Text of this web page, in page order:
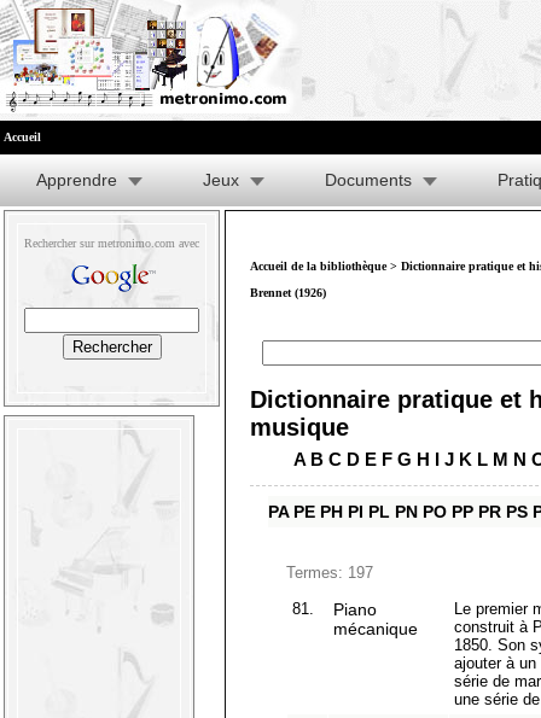
Accueil
Apprendre Jeux Documents
Rechercher sur metronimo.com avec
Accueil de la bibliothèque> Dictionnaire pratique et
Brennet (1926)
Dictionnaire pratique et
musique
A B C D E F G H I J K L M N
PA PE PH PI PL PN PO PP PR PS
Termes: 197
81.
Piano
mécanique
Le premier
construit à
1850. Son
ajouter à
série de
une série